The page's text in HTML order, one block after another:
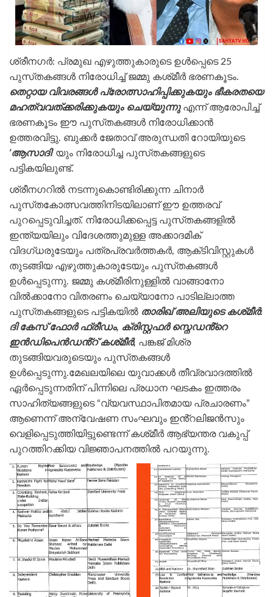
ശ്രീനഗർ: പ്രമുഖ എഴുത്തുകാരുടെ ഉൾപ്പെടെ 25
പുസ്‌തകങ്ങൾ നിരോധിച്ച് ജമ്മു കശ്‌മീർ ഭരണകൂടം.
തെറ്റായ വിവരങ്ങൾ പ്രോത്സാഹിപ്പിക്കുകയും ഭീകരതയെ
മഹത്വവത്‌ക്കരിക്കുകയും ചെയ്യുന്നുഎന്ന് ആരോപിച്ച്
ഭരണകൂടം ഈ പുസ്‌തകങ്ങൾ നിരോധിക്കാൻ
ഉത്തരവിട്ടു. ബുക്കർ ജേതാവ് അരുന്ധതി റോയിയുടെ
‘ആസാദി’ യും നിരോധിച്ച പുസ്‌തകങ്ങളുടെ
പട്ടികയിലുണ്ട്.
ശ്രീനഗറിൽ നടന്നുകൊണ്ടിരിക്കുന്ന ചിനാർ
പുസ്‌തകോത്സവത്തിനിടയിലാണ് ഈ ഉത്തരവ്
പുറപ്പെടുവിച്ചത്. നിരോധിക്കപ്പെട്ട പുസ്‌തകങ്ങളിൽ
ഇന്ത്യയിലും വിദേശത്തുമുള്ള അക്കാദമിക്
വിദഗ്‌ധരുടേയും പത്രപ്രവർത്തകർ, ആക്‌ടിവിസ്റ്റുകൾ
തുടങ്ങിയ എഴുത്തുകാരുടേയും പുസ്‌തകങ്ങൾ
ഉൾപ്പെടുന്നു. ജമ്മു കശ്‌മീരിനുള്ളിൽ വാങ്ങാനോ
വിൽക്കാനോ വിതരണം ചെയ്യാനോ പാടില്ലാത്ത
പുസ്‌തകങ്ങളുടെ പട്ടികയിൽ താരിഖ് അലിയുടെ കശ്‌മീർ:
ദി കേസ് ഫോർ ഫ്രീഡം, ക്രിസ്റ്റഫർ സ്നെഡൻ്റെ
ഇൻഡിപെൻഡൻ്റ് കശ്‌മീർ, പങ്കജ് മിശ്ര
തുടങ്ങിയവരുടെയും പുസ്‌തകങ്ങൾ
ഉൾപ്പെടുന്നു.മേഖലയിലെ യുവാക്കള്‍ തീവ്രവാദത്തില്‍
ഏര്‍പ്പെടുന്നതിന് പിന്നിലെ പ്രധാന ഘടകം ഇത്തരം
സാഹിത്യങ്ങളുടെ “വ്യവസ്ഥാപിതമായ പ്രചാരണം”
ആണെന്ന് അന്വേഷണ സംഘവും ഇൻ്റലിജന്‍സും
വെളിപ്പെടുത്തിയിട്ടുണ്ടെന്ന് കശ്‌മീര്‍ ആഭ്യന്തര വകുപ്പ്
പുറത്തിറക്കിയ വിജ്ഞാപനത്തില്‍ പറയുന്നു.